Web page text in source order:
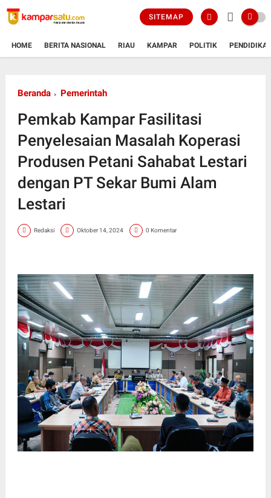
SITEMAP
HOME BERITA NASIONAL RIAU KAMPAR POLITIK
Beranda Pemerintah
Pemkab Kampar Fasilitasi
Penyelesaian Masalah Koperasi
Produsen Petani Sahabat Lestari
dengan PT Sekar Bumi Alam
Lestari
Redaksi Oktober 14, 2024 0 Komentar